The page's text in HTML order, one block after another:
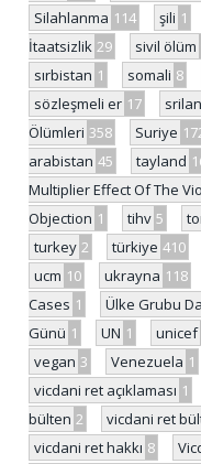
Silahlanma 114 şili 1
İtaatsizlik 29 sivil ölüm
sırbistan 1 somali 8
sözleşmeli er 17
Ölümleri 358 Suriye
arabistan 45 tayland
Multiplier Effect Of The
Objection 1 tihv 5
turkey 2 türkiye 410
ucm 10 ukrayna 118
Cases 1 Ülke Grubu
Günü 1 UN 1 unicef
vegan 3 Venezuela 1
vicdani ret açıklaması 1
bülten 2 vicdani ret
vicdani ret hakkı 8